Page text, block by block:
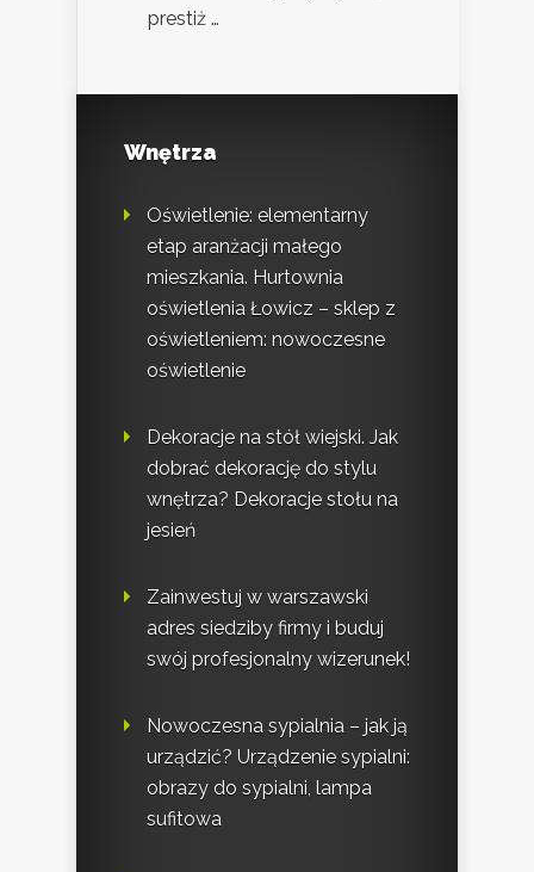
prestiż …
Wnętrza
Oświetlenie: elementarny
etap aranżacji małego
mieszkania. Hurtownia
oświetlenia Łowicz – sklep z
oświetleniem: nowoczesne
oświetlenie
Dekoracje na stół wiejski. Jak
dobrać dekorację do stylu
wnętrza? Dekoracje stołu na
jesień
Zainwestuj w warszawski
adres siedziby firmy i buduj
swój profesjonalny wizerunek!
Nowoczesna sypialnia – jak ją
urządzić? Urządzenie sypialni:
obrazy do sypialni, lampa
sufitowa